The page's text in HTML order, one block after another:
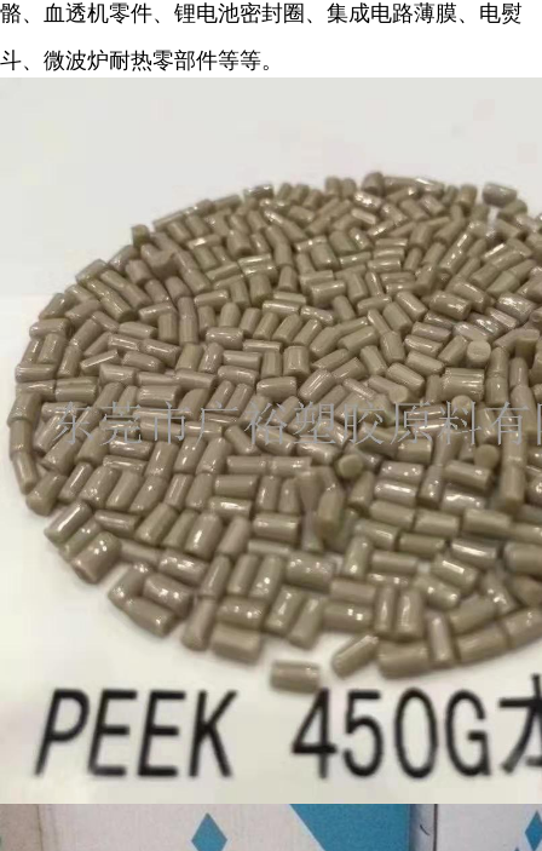
骼、血透机零件、锂电池密封圈、集成电路薄膜、电熨
斗、微波炉耐热零部件等等。